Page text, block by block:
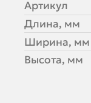
Артикул
Длина, мм
Ширина, мм
Высота, мм